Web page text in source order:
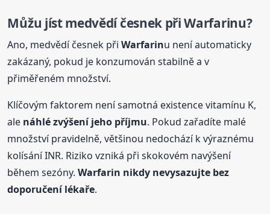
Můžu jíst medvědí česnek přiWarfarinu?
Ano, medvědí česnek přiWarfarinu není automaticky
zakázaný, pokud je konzumován stabilně a v
přiměřeném množství.
Klíčovým faktorem není samotná existence vitamínu K,
ale náhlé zvýšení jeho příjmu. Pokud zařadíte malé
množství pravidelně, většinou nedochází k výraznému
kolísání INR. Riziko vzniká při skokovém navýšení
během sezóny.Warfarin nikdy nevysazujte bez
doporučení lékaře.